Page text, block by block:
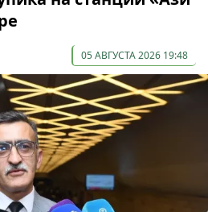
05 АВГУСТА 2026 19:48